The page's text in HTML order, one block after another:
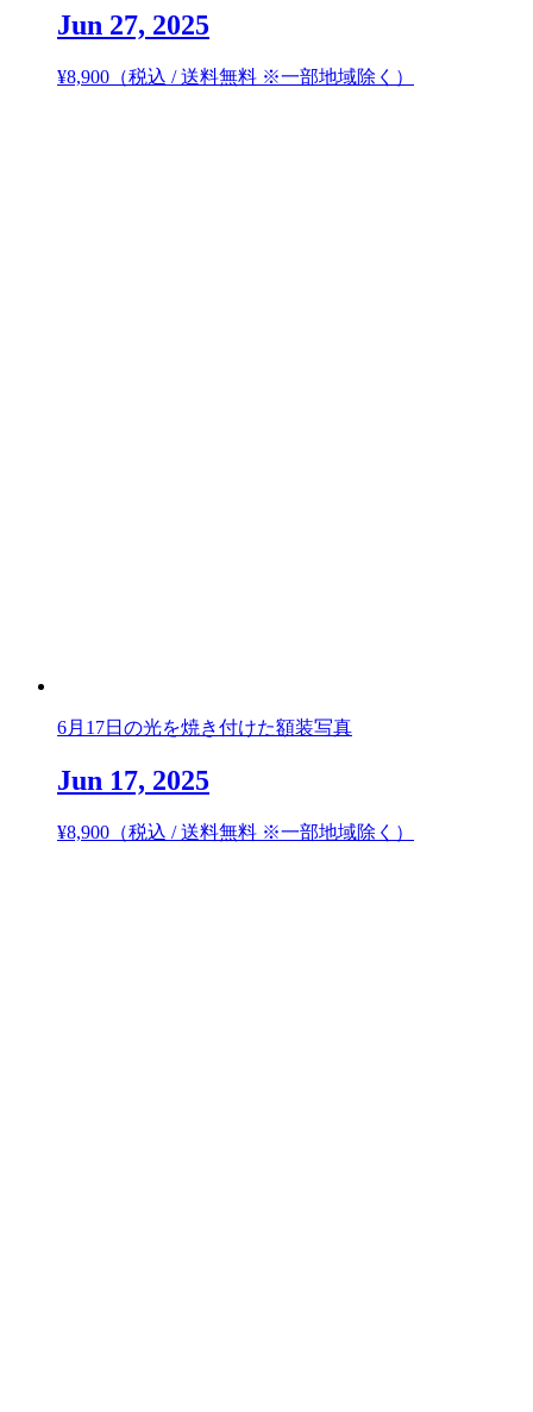
Jun 27, 2025
¥8,900 （税込 / 送料無料 ※一部地域除く）
6月17日の光を焼き付けた額装写真
Jun 17, 2025
¥8,900 （税込 / 送料無料 ※一部地域除く）